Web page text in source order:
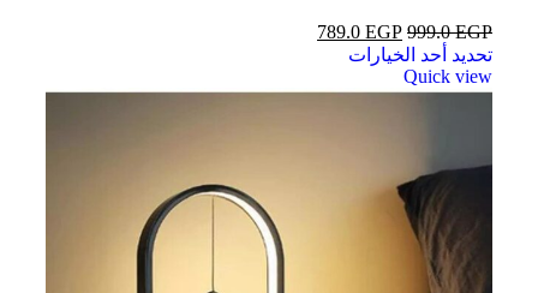
999.0EGP
789.0 EGP
تحديد أحد الخيارات
Quick view